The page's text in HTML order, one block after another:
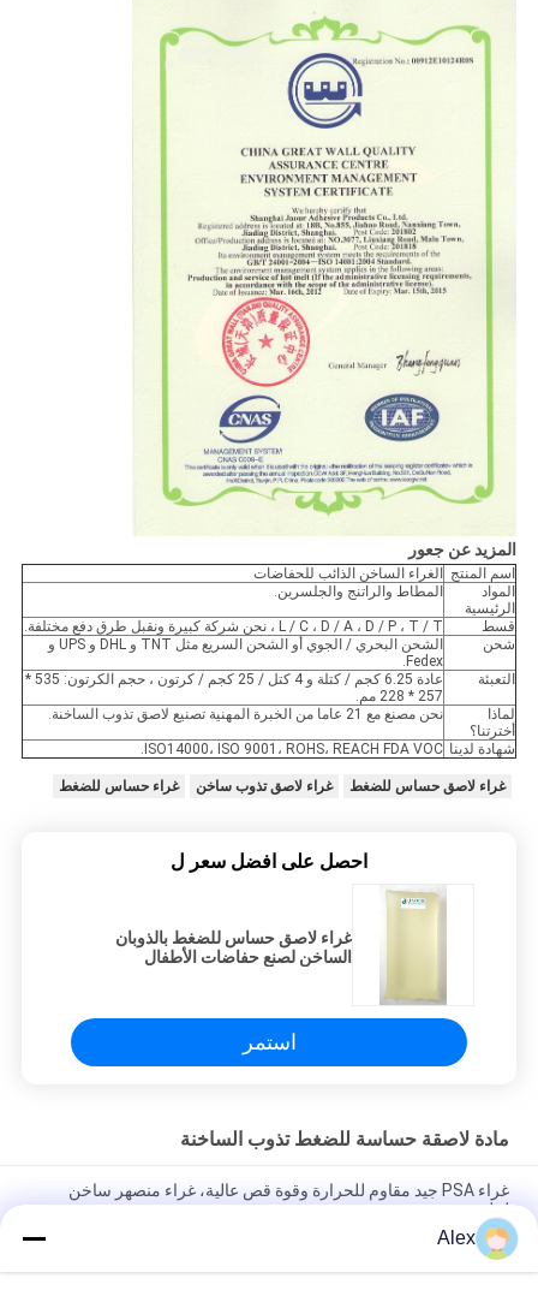
المزيد عن جعور
اسم المنتج
الغراء الساخن الذائب للحفاضات
المواد
الرئيسية
المطاط والراتنج والجلسرين.
قسط
L / C ، D / A ، D / P ، T / T ، نحن شركة كبيرة ونقبل طرق دفع مختلفة.
شحن
الشحن البحري / الجوي أو الشحن السريع مثل TNT و DHL و UPS و
Fedex.
التعبئة
عادة 6.25 كجم / كتلة و 4 كتل / 25 كجم / كرتون ، حجم الكرتون: 535 *
257 * 228 مم.
لماذا
أخترتنا؟
نحن مصنع مع 21 عاما من الخبرة المهنية تصنيع لاصق تذوب الساخنة.
شهادة لدينا ISO14000، ISO 9001، ROHS، REACH FDA VOC.
غراء لاصق حساس للضغط غراء لاصق تذوب ساخن غراء حساس للضغط
احصل على افضل سعر ل
غراء لاصق حساس للضغط بالذوبان
الساخن لصنع حفاضات الأطفال
استمر
مادة لاصقة حساسة للضغط تذوب الساخنة
غراء PSA جيد مقاوم للحرارة وقوة قص عالية، غراء منصهر ساخن
لملصق رقمي
بالحرارة
Alex